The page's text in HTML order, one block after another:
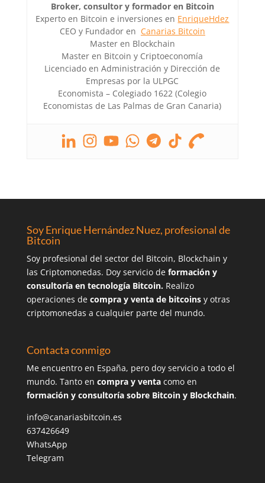
Broker, consultor y formador en Bitcoin
Experto en Bitcoin e inversiones en EnriqueHdez
CEO y Fundador en Canarias Bitcoin
Master en Blockchain
Master en Bitcoin y Criptoeconomía
Licenciado en Administración y Dirección de
Empresas por la ULPGC
Economista – Colegiado 1622 (Colegio
Economistas de Las Palmas de Gran Canaria)
Soy Enrique Hernández Nuez, profesional de
Bitcoin
Soy profesional del sector del Bitcoin, Blockchain y
las Criptomonedas. Doy servicio de formación y
consultoría en tecnología Bitcoin.Realizo
operaciones de compra y venta de bitcoinsy otras
criptomonedas a cualquier parte del mundo.
Contacta conmigo
Me encuentro en España, pero doy servicio a todo el
mundo. Tanto en compra y ventacomo en
formación y consultoría sobre Bitcoin y Blockchain.
info@canariasbitcoin.es
637426649
WhatsApp
Telegram